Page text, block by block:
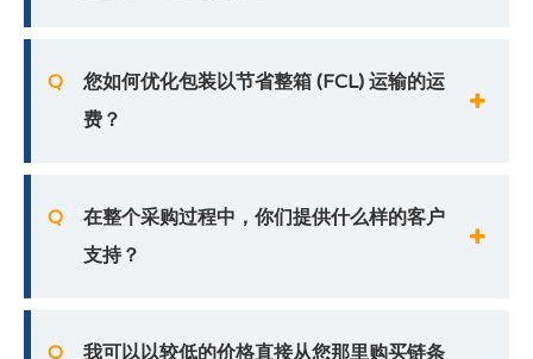
Q
您如何优化包装以节省整箱 (FCL) 运输的运
费？
Q
在整个采购过程中，你们提供什么样的客户
支持？
Q
我可以以较低的价格直接从您那里购买链条